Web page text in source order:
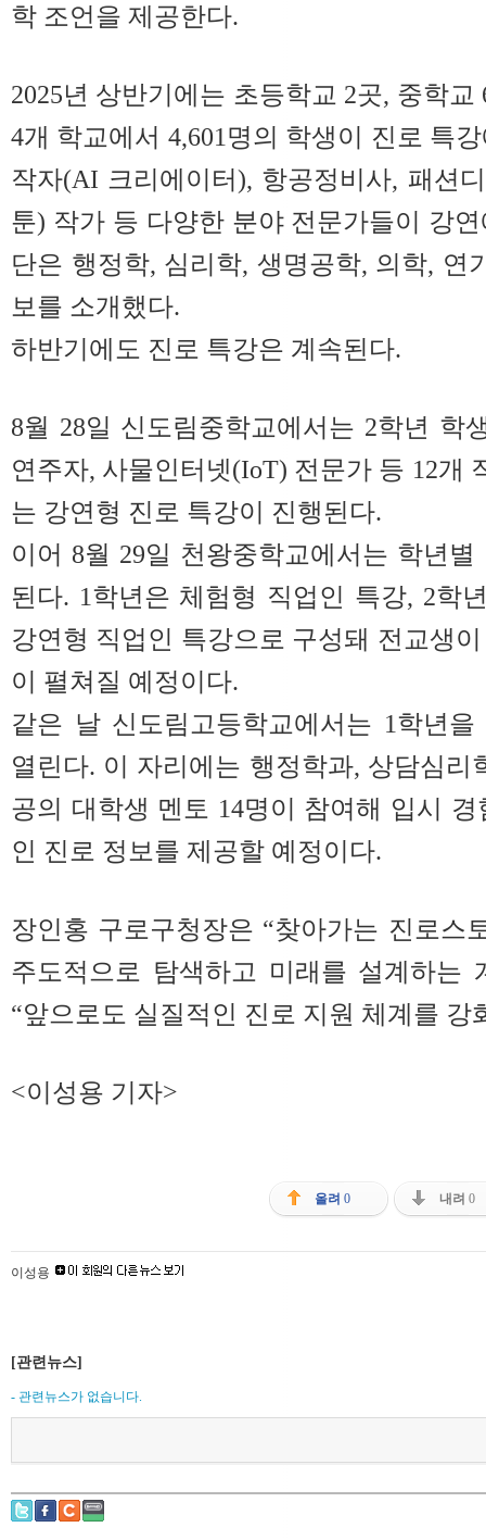
학 조언을 제공한다.
2025년 상반기에는 초등학교 2곳, 중학
4개 학교에서 4,601명의 학생이 진로 특
작자(AI 크리에이터), 항공정비사, 패션
툰) 작가 등 다양한 분야 전문가들이 강
단은 행정학, 심리학, 생명공학, 의학, 연
보를 소개했다.
하반기에도 진로 특강은 계속된다.
8월 28일 신도림중학교에서는 2학년 학
연주자, 사물인터넷(IoT) 전문가 등 12개
는 강연형 진로 특강이 진행된다.
이어 8월 29일 천왕중학교에서는 학년
된다. 1학년은 체험형 직업인 특강, 2학
강연형 직업인 특강으로 구성돼 전교생
이 펼쳐질 예정이다.
같은 날 신도림고등학교에서는 1학년
열린다. 이 자리에는 행정학과, 상담심리
공의 대학생 멘토 14명이 참여해 입시
인 진로 정보를 제공할 예정이다.
장인홍 구로구청장은 “찾아가는 진로스
주도적으로 탐색하고 미래를 설계하는
“앞으로도 실질적인 진로 지원 체계를 강
<이성용 기자>
올려 0 내려 0
이성용
[관련뉴스]
- 관련뉴스가 없습니다.